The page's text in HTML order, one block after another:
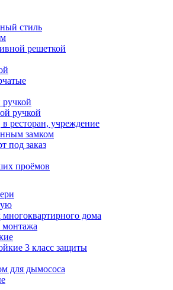
стиль
решеткой
ручкой
ручкой
ресторан, учреждение
замком
под заказ
проёмов
многоквартирного дома
3 класс защиты
для дымососа